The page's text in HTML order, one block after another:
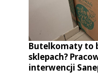
Butelkomaty to
sklepach?
interwencji